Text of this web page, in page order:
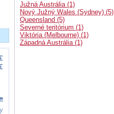
Južná Austrália (1)
Nový Južný Wales (Sydney) (5)
Queensland (5)
Severné teritórium (1)
Viktória (Melbourne) (1)
Západná Austrália (1)